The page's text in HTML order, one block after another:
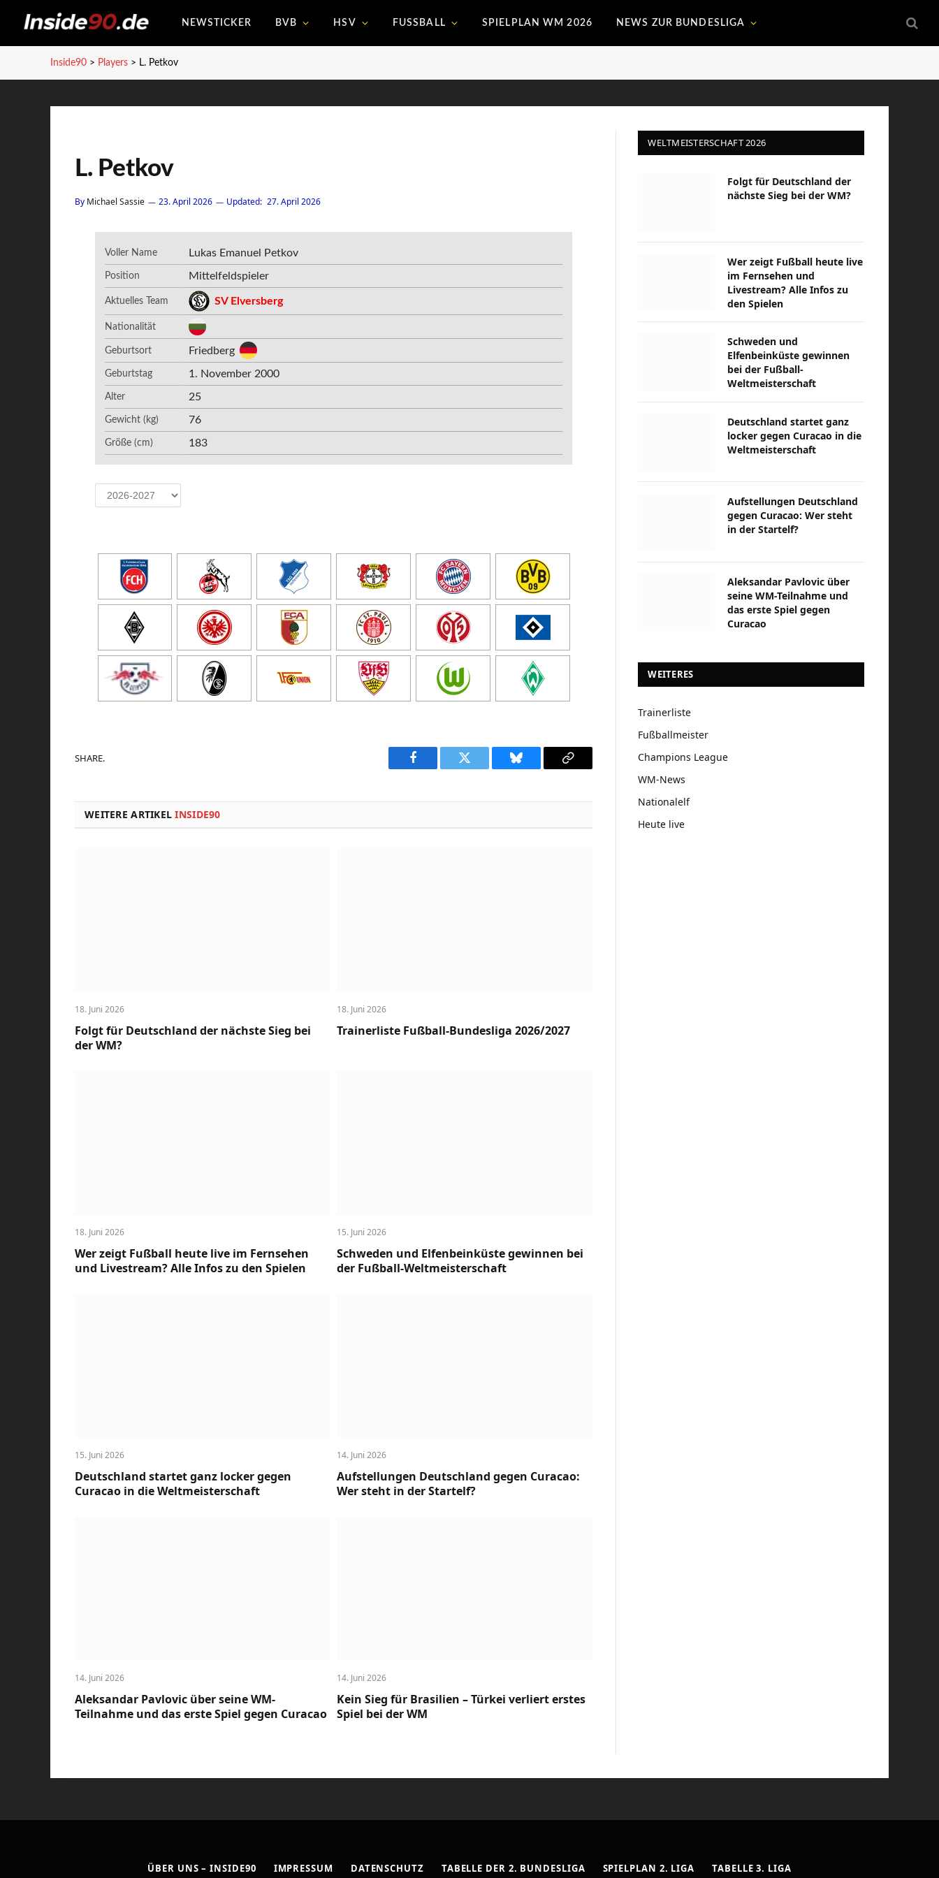
NEWSTICKER BVB HSV FUSSBALL SPIELPLAN WM 2026 NEWS ZUR BUNDESLIGA
Inside90 > Players > L. Petkov
L. Petkov
By Michael Sassie 23. April 2026 Updated: 27. April 2026
Voller Name Lukas Emanuel Petkov
Position Mittelfeldspieler
Aktuelles Team SV Elversberg
Nationalität
Geburtsort Friedberg
Geburtstag 1. November 2000
Alter 25
Gewicht (kg) 76
Größe (cm) 183
SHARE.
Facebook Twitter Bluesky
Copy
WEITERE ARTIKELINSIDE90
18. Juni 2026
Folgt für Deutschland der nächste Sieg bei
der WM?
18. Juni 2026
Trainerliste Fußball-Bundesliga 2026/2027
18. Juni 2026
Wer zeigt Fußball heute live im Fernsehen
und Livestream? Alle Infos zu den Spielen
15. Juni 2026
Schweden und Elfenbeinküste gewinnen bei
der Fußball-Weltmeisterschaft
15. Juni 2026
Deutschland startet ganz locker gegen
Curacao in die Weltmeisterschaft
14. Juni 2026
Aufstellungen Deutschland gegen Curacao:
Wer steht in der Startelf?
14. Juni 2026
Aleksandar Pavlovic über seine WM-
Teilnahme und das erste Spiel gegen Curacao
14. Juni 2026
Kein Sieg für Brasilien – Türkei verliert erstes
Spiel bei der WM
WELTMEISTERSCHAFT 2026
Folgt für Deutschland der
nächste Sieg bei der WM?
Wer zeigt Fußball heute live
im Fernsehen und
Livestream? Alle Infos zu
den Spielen
Schweden und
Elfenbeinküste gewinnen
bei der Fußball-
Weltmeisterschaft
Deutschland startet ganz
locker gegen Curacao in die
Weltmeisterschaft
Aufstellungen Deutschland
gegen Curacao: Wer steht
in der Startelf?
Aleksandar Pavlovic über
seine WM-Teilnahme und
das erste Spiel gegen
Curacao
WEITERES
Trainerliste
Fußballmeister
Champions League
WM-News
Nationalelf
Heute live
ÜBER UNS – INSIDE90 IMPRESSUM DATENSCHUTZ TABELLE DER 2. BUNDESLIGA SPIELPLAN 2. LIGA TABELLE 3. LIGA